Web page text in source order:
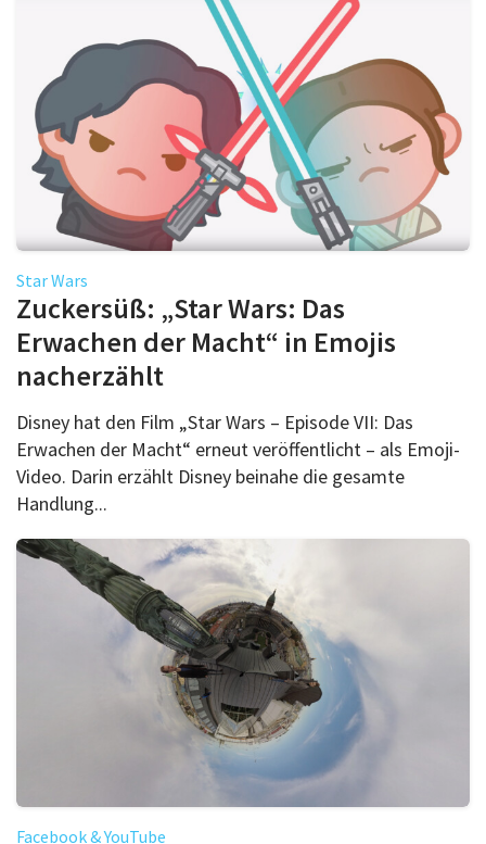
Star Wars
Zuckersüß: „Star Wars: Das
Erwachen der Macht“ in Emojis
nacherzählt
Disney hat den Film „Star Wars – Episode VII: Das
Erwachen der Macht“ erneut veröffentlicht – als Emoji-
Video. Darin erzählt Disney beinahe die gesamte
Handlung...
Facebook & YouTube